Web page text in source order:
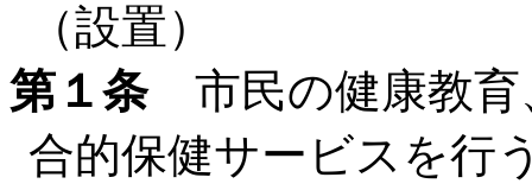
（設置）
第１条市民の健康教育
合的保健サービスを行